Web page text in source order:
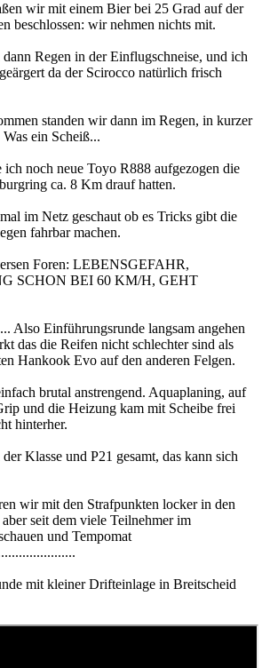
wir mit einem Bier bei 25 Grad auf der
beschlossen: wir nehmen nichts mit.
dann Regen in der Einflugschneise, und ich
da der Scirocco natürlich frisch
standen wir dann im Regen, in kurzer
ein Scheiß...
ich noch neue Toyo R888 aufgezogen die
ca. 8 Km drauf hatten.
im Netz geschaut ob es Tricks gibt die
fahrbar machen.
Foren: LEBENSGEFAHR,
SCHON BEI 60 KM/H, GEHT
Also Einführungsrunde langsam angehen
das die Reifen nicht schlechter sind als
Hankook Evo auf den anderen Felgen.
brutal anstrengend. Aquaplaning, auf
und die Heizung kam mit Scheibe frei
hinterher.
Klasse und P21 gesamt, das kann sich
wir mit den Strafpunkten locker in den
seit dem viele Teilnehmer im
und Tempomat
mit kleiner Drifteinlage in Breitscheid